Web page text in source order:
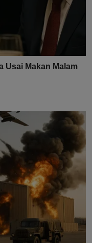
Usai Makan Malam